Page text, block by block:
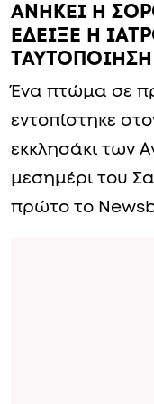
ΑΝΗΚΕΙ Η
ΕΔΕΙΞΕ Η
ΤΑΥΤΟΠΟΙΗΣΗ
Ένα πτώμα σε
εντοπίστηκε
εκκλησάκι των
μεσημέρι του
πρώτο το